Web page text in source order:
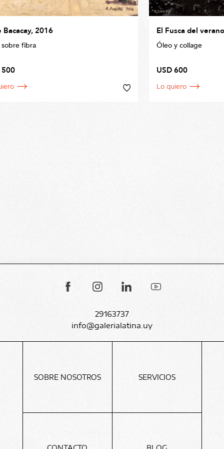
Bacacay, 2016
fibra
500
El Fusca del verano
Óleo y collage
USD 600
Lo quiero
29163737
info@galerialatina.uy
SOBRE NOSOTROS SERVICIOS